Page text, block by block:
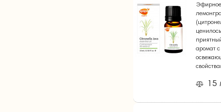
аромат с
15